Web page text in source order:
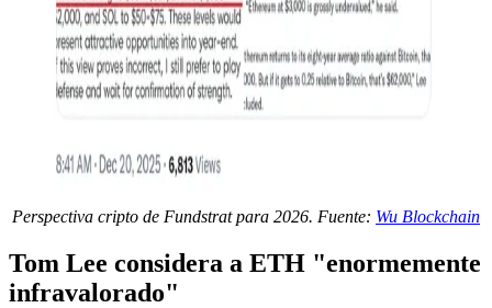
Perspectiva cripto de Fundstrat para 2026. Fuente: Wu Blockchain
Tom Lee considera a ETH "enormemente
infravalorado"